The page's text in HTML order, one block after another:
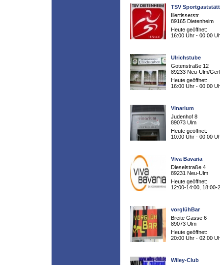
TSV
Illertisserstr.
89165 Dietenheim
Heute geöffnet:
16:00 Uhr - 00:00
Ulrichstube
Gotenstraße 12
89233 Neu-Ulm/
Heute geöffnet:
16:00 Uhr - 00:00
Vinarium
Judenhof 8
89073 Ulm
Heute geöffnet:
10:00 Uhr - 00:00
Viva Bavaria
Dieselstraße 4
89231 Neu-Ulm
Heute geöffnet:
12:00-14:00, 18:00-
vorglühBar
Breite Gasse 6
89073 Ulm
Heute geöffnet:
20:00 Uhr - 02:00
Wiley-Club